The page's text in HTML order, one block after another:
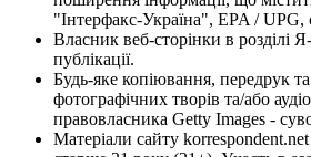
"Інтерфакс-Україна", EPA / UPG,
Власник веб-сторінки в розділі
публікації.
Будь-яке копіювання, передрук
фотографічних творів та/або
правовласника Getty Images -
Матеріали сайту korrespondent.net